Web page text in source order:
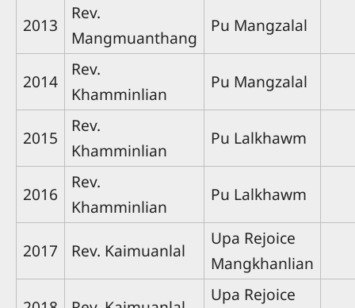
2013
Rev.
Mangmuanthang
Pu Mangzalal
2014
Rev.
Khamminlian
Pu Mangzalal
2015
Rev.
Khamminlian
Pu Lalkhawm
2016
Rev.
Khamminlian
Pu Lalkhawm
2017 Rev. Kaimuanlal
Upa Rejoice
Mangkhanlian
Upa Rejoice